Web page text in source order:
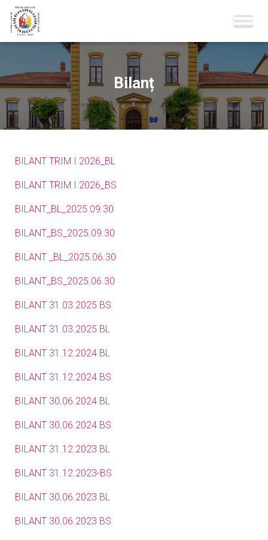
Bilanț
BILANT TRIM I 2026_BL
BILANT TRIM I 2026_BS
BILANT_BL_2025.09.30
BILANT_BS_2025.09.30
BILANT _BL_2025.06.30
BILANT_BS_2025.06.30
BILANT 31.03.2025 BS
BILANT 31.03.2025 BL
BILANT 31.12.2024 BL
BILANT 31.12.2024 BS
BILANT 30.06.2024 BL
BILANT 30.06.2024 BS
BILANT 31.12.2023 BL
BILANT 31.12.2023-BS
BILANT 30.06.2023 BL
BILANT 30.06.2023 BS